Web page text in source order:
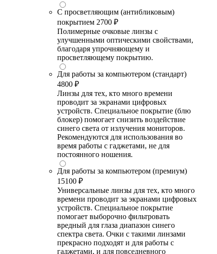
С просветляющим (антибликовым)
покрытием 2700 ₽
Полимерные очковые линзы с
улучшенными оптическими свойствами,
благодаря упрочняющему и
просветляющему покрытию.
Для работы за компьютером (стандарт)
4800 ₽
Линзы для тех, кто много времени
проводит за экранами цифровых
устройств. Специальное покрытие (блю
блокер) помогает снизить воздействие
синего света от излучения мониторов.
Рекомендуются для использования во
время работы с гаджетами, не для
постоянного ношения.
Для работы за компьютером (премиум)
15100 ₽
Универсальные линзы для тех, кто много
времени проводит за экранами цифровых
устройств. Специальное покрытие
помогает выборочно фильтровать
вредный для глаза диапазон синего
спектра света. Очки с такими линзами
прекрасно подходят и для работы с
гаджетами, и для повседневного